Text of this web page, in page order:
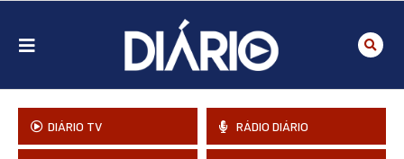
DIÁRIO TV RÁDIO DIÁRIO